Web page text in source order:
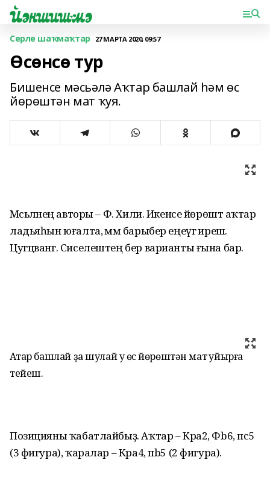
Серле шаҡмаҡтар 27 МАРТА 2020, 09:57
Өсөнсө тур
Бишенсе мәсьәлә Аҡтар башлай һәм өс
йөрөштән мат ҡуя.
Мәсьәләнең авторы – Ф. Хили. Икенсе йөрөштә аҡтар
ладьяһын юғалта, әммә барыбер еңеүгә ирешә.
Цугцванг. Сиселештең бер варианты ғына бар.
Аҡтар башлай ҙа шулай уҡ өс йөрөштән мат ҡуйырға
тейеш.
Позицияны ҡабатлайбыҙ. Аҡтар – Кра2, Фb6, пс5
(3 фигура), ҡаралар – Кра4, пb5 (2 фигура).